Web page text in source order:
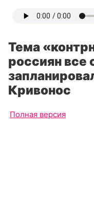
Тема
россиян все
Кривонос
Полная версия